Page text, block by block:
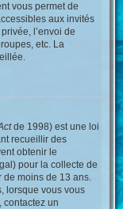
vous permet de
aux invités
l’envoi de
etc. La
de 1998) est une loi
recueillir des
obtenir le
pour la collecte de
de moins de 13 ans.
lorsque vous vous
contactez un